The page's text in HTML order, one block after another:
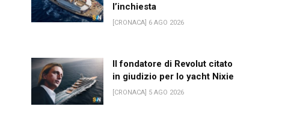
l’inchiesta
[CRONACA] 6 AGO 2026
Il fondatore di Revolut citato
in giudizio per lo yacht Nixie
[CRONACA] 5 AGO 2026